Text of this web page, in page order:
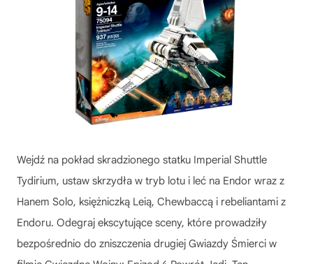
Wejdź na pokład skradzionego statku Imperial Shuttle
Tydirium, ustaw skrzydła w tryb lotu i leć na Endor wraz z
Hanem Solo, księżniczką Leią, Chewbaccą i rebeliantami z
Endoru. Odegraj ekscytujące sceny, które prowadziły
bezpośrednio do zniszczenia drugiej Gwiazdy Śmierci w